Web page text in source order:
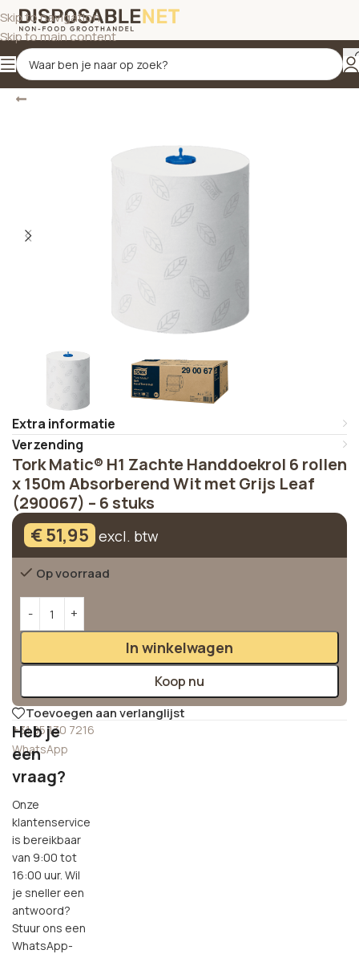
Skip to navigation
Skip to main content
Terug Home/Schoonmaakproducten/Hygiëne
Extra informatie
Verzending
Tork Matic® H1 Zachte Handdoekrol 6 rollen
x 150m Absorberend Wit met Grijs Leaf
(290067) – 6 stuks
€51,95 excl. btw
Op voorraad
In winkelwagen
Koop nu
Toevoegen aan verlanglijst
+31 85 130 7216
WhatsApp
Heb je
een
vraag?
Onze
klantenservice
is bereikbaar
van 9:00 tot
16:00 uur. Wil
je sneller een
antwoord?
Stuur ons een
WhatsApp-